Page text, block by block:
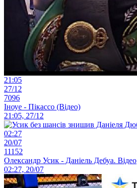
21:05
27/12
7096
Іноуе - Пікассо (Відео)
21:05, 27/12
02:27
20/07
11152
Олександр Усик - Даніель Дебуа. Відео
02:27, 20/07